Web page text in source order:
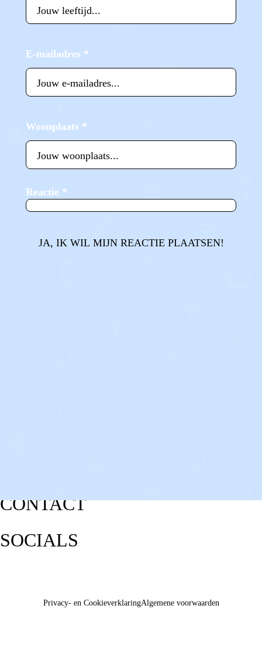
E-mailadres *
Woonplaats *
Reactie *
JA, IK WIL MIJN REACTIE PLAATSEN!
CONTACT
SOCIALS
Privacy- en CookieverklaringAlgemene voorwaarden